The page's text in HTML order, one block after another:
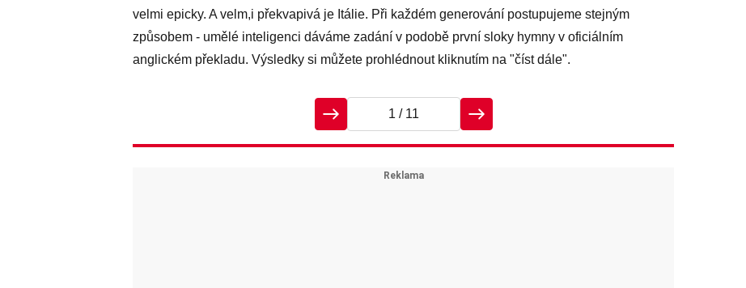
velmi epicky. A velm,i překvapivá je Itálie. Při každém generování postupujeme stejným
způsobem - umělé inteligenci dáváme zadání v podobě první sloky hymny v oficiálním
anglickém překladu. Výsledky si můžete prohlédnout kliknutím na "číst dále".
1 / 11